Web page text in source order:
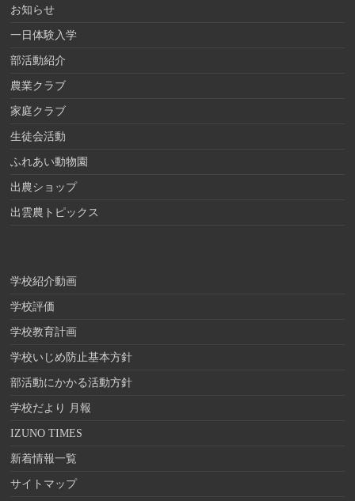
お知らせ
一日体験入学
部活動紹介
農業クラブ
家庭クラブ
生徒会活動
ふれあい動物園
出農ショップ
出雲農トピックス
学校紹介動画
学校評価
学校教育計画
学校いじめ防止基本方針
部活動にかかる活動方針
学校だより 月報
IZUNO TIMES
新着情報一覧
サイトマップ